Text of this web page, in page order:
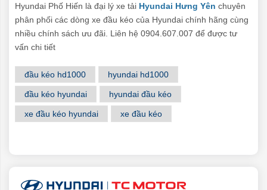
Hyundai Phố Hiến là đại lý xe tải Hyundai Hưng Yên chuyên
phân phối các dòng xe đầu kéo của Hyundai chính hãng cùng
nhiều chính sách ưu đãi. Liên hệ 0904.607.007 để được tư
vấn chi tiết
đầu kéo hd1000 hyundai hd1000
đầu kéo hyundai hyundai đầu kéo
xe đầu kéo hyundai xe đầu kéo